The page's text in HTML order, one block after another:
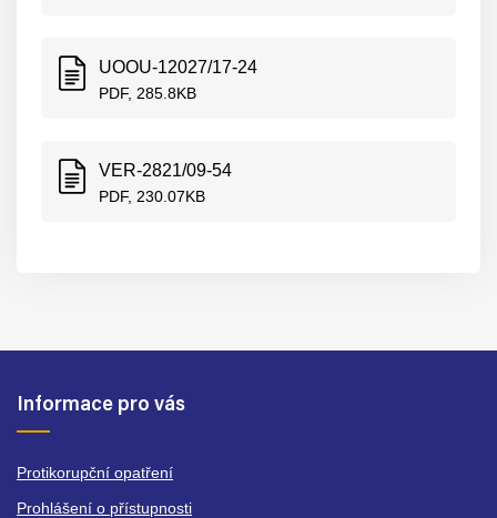
UOOU-12027/17-24
PDF, 285.8KB
VER-2821/09-54
PDF, 230.07KB
Informace pro vás
Protikorupční opatření
Prohlášení o přístupnosti